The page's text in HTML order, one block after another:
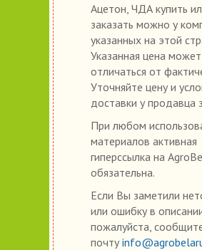
Ацетон, ЧДА купить
заказать можно у
указанных на этой
Указанная цена может
отличаться от
Уточняйте цену и
доставки у продавца
При любом
материалов активная
гиперссылка на
обязательна.
Если Вы заметили
или ошибку в
пожалуйста,
почту